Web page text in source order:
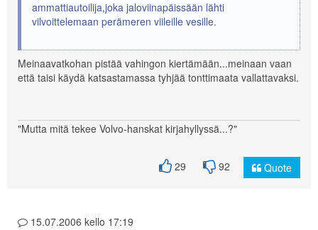
ammattiautoilija,joka jaloviinapäissään lähti
vilvoittelemaan perämeren viileille vesille.
Meinaavatkohan pistää vahingon kiertämään...meinaan vaan
että taisi käydä katsastamassa tyhjää tonttimaata vallattavaksi.
"Mutta mitä tekee Volvo-hanskat kirjahyllyssä...?"
29 92 Quote
15.07.2006 kello 17:19